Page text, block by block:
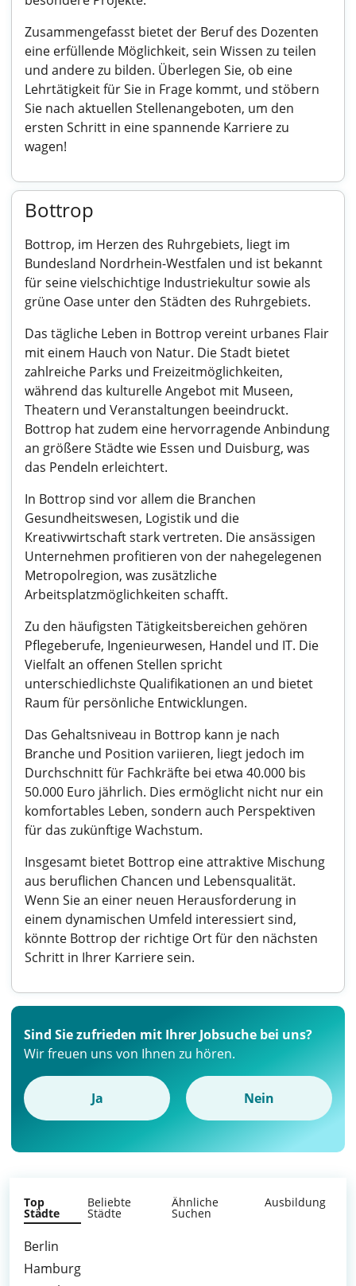
Zusammengefasst bietet der Beruf des Dozenten
eine erfüllende Möglichkeit, sein Wissen zu teilen
und andere zu bilden. Überlegen Sie, ob eine
Lehrtätigkeit für Sie in Frage kommt, und stöbern
Sie nach aktuellen Stellenangeboten, um den
ersten Schritt in eine spannende Karriere zu
wagen!
Bottrop
Bottrop, im Herzen des Ruhrgebiets, liegt im
Bundesland Nordrhein-Westfalen und ist bekannt
für seine vielschichtige Industriekultur sowie als
grüne Oase unter den Städten des Ruhrgebiets.
Das tägliche Leben in Bottrop vereint urbanes Flair
mit einem Hauch von Natur. Die Stadt bietet
zahlreiche Parks und Freizeitmöglichkeiten,
während das kulturelle Angebot mit Museen,
Theatern und Veranstaltungen beeindruckt.
Bottrop hat zudem eine hervorragende Anbindung
an größere Städte wie Essen und Duisburg, was
das Pendeln erleichtert.
In Bottrop sind vor allem die Branchen
Gesundheitswesen, Logistik und die
Kreativwirtschaft stark vertreten. Die ansässigen
Unternehmen profitieren von der nahegelegenen
Metropolregion, was zusätzliche
Arbeitsplatzmöglichkeiten schafft.
Zu den häufigsten Tätigkeitsbereichen gehören
Pflegeberufe, Ingenieurwesen, Handel und IT. Die
Vielfalt an offenen Stellen spricht
unterschiedlichste Qualifikationen an und bietet
Raum für persönliche Entwicklungen.
Das Gehaltsniveau in Bottrop kann je nach
Branche und Position variieren, liegt jedoch im
Durchschnitt für Fachkräfte bei etwa 40.000 bis
50.000 Euro jährlich. Dies ermöglicht nicht nur ein
komfortables Leben, sondern auch Perspektiven
für das zukünftige Wachstum.
Insgesamt bietet Bottrop eine attraktive Mischung
aus beruflichen Chancen und Lebensqualität.
Wenn Sie an einer neuen Herausforderung in
einem dynamischen Umfeld interessiert sind,
könnte Bottrop der richtige Ort für den nächsten
Schritt in Ihrer Karriere sein.
Sind Sie zufrieden mit Ihrer Jobsuche bei uns?
Wir freuen uns von Ihnen zu hören.
Ja Nein
Top
Städte
Beliebte
Städte
Ähnliche
Suchen
Ausbildung
Berlin
Hamburg